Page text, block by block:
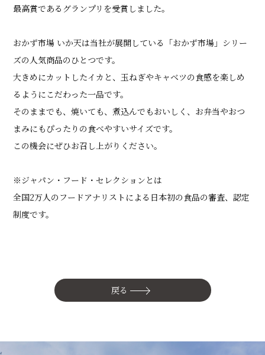
最高賞であるグランプリを受賞しました。
おかず市場 いか天は当社が展開している「おかず市場」シリー
ズの人気商品のひとつです。
大きめにカットしたイカと、玉ねぎやキャベツの食感を楽しめ
るようにこだわった一品です。
そのままでも、焼いても、煮込んでもおいしく、お弁当やおつ
まみにもぴったりの食べやすいサイズです。
この機会にぜひお召し上がりください。
※ジャパン・フード・セレクションとは
全国2万人のフードアナリストによる日本初の食品の審査、認定
制度です。
戻る